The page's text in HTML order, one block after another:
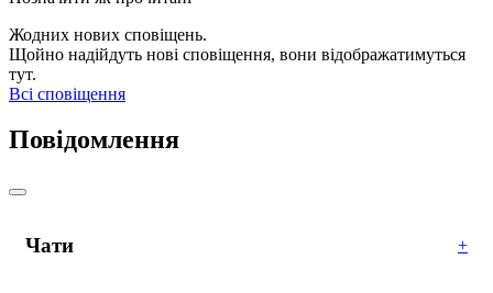
Жодних нових сповіщень.
Щойно надійдуть нові сповіщення, вони відображатимуться
тут.
Всі сповіщення
Повідомлення
Чати +